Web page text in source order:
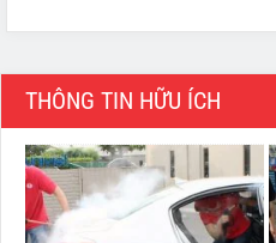
THÔNG TIN HỮU ÍCH